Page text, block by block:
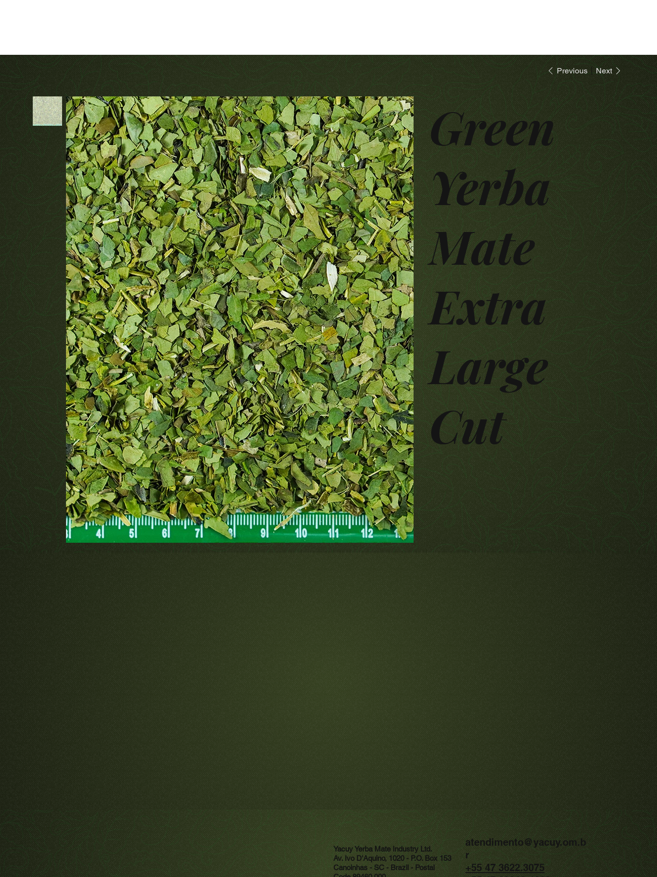
Previous Next
Green
Yerba
Mate
Extra
Large
Cut
Yacuy Yerba Mate Industry Ltd.
Av. Ivo D'Aquino, 1020 - P.O. Box 153
Canoinhas - SC - Brazil - Postal
atendimento@yacuy.om.b
r
+55 47 3622.3075